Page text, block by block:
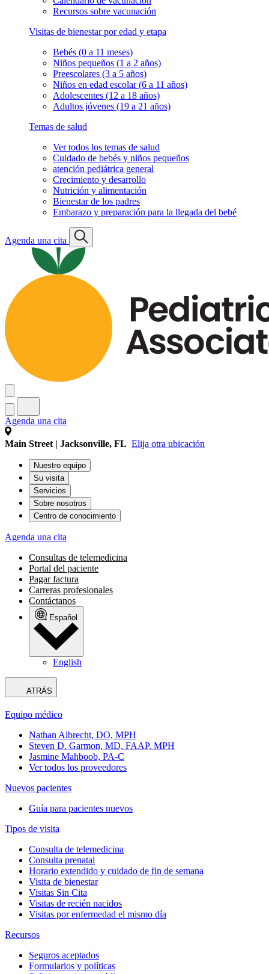
Recursos sobre vacunación
Visitas de bienestar por edad y etapa
Bebés (0 a 11 meses)
Niños pequeños (1 a 2 años)
Preescolares (3 a 5 años)
Niños en edad escolar (6 a 11 años)
Adolescentes (12 a 18 años)
Adultos jóvenes (19 a 21 años)
Temas de salud
Ver todos los temas de salud
Cuidado de bebés y niños pequeños
atención pediátrica general
Crecimiento y desarrollo
Nutrición y alimentación
Bienestar de los padres
Embarazo y preparación para la llegada del bebé
Agenda una cita
Agenda una cita
Main Street | Jacksonville, FL Elija otra ubicación
Nuestro equipo
Su visita
Servicios
Sobre nosotros
Centro de conocimiento
Agenda una cita
Consultas de telemedicina
Portal del paciente
Pagar factura
Carreras profesionales
Contáctanos
Español
English
ATRÁS
Equipo médico
Nathan Albrecht, DO, MPH
Steven D. Garmon, MD, FAAP, MPH
Jasmine Mahboob, PA-C
Ver todos los proveedores
Nuevos pacientes
Guía para pacientes nuevos
Tipos de visita
Consulta de telemedicina
Consulta prenatal
Horario extendido y cuidado de fin de semana
Visita de bienestar
Visitas Sin Cita
Visitas de recién nacidos
Visitas por enfermedad el mismo día
Recursos
Seguros aceptados
Formularios y políticas